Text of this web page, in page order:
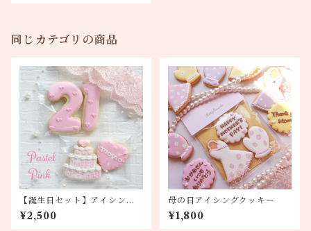
同じカテゴリの商品
【誕生日セット】アイシング
クッキー
¥2,500
母の日アイシングクッキー
¥1,800